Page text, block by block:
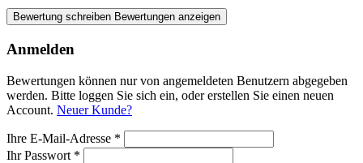
Bewertung schreiben Bewertungen anzeigen
Anmelden
Bewertungen können nur von angemeldeten Benutzern abgegeben
werden. Bitte loggen Sie sich ein, oder erstellen Sie einen neuen
Account. Neuer Kunde?
Ihre E-Mail-Adresse *
Ihr Passwort *